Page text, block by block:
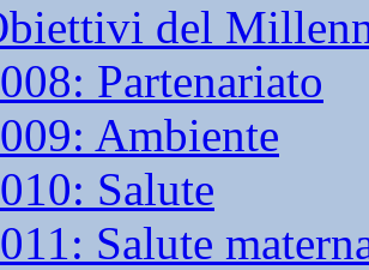
del
Partenariato
Ambiente
Salute
Salute